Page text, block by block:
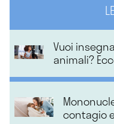
Vuoi
animali?
contagio